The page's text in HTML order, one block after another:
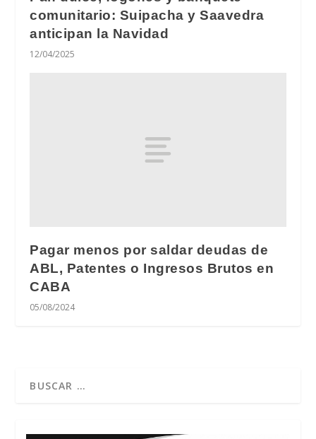
comunitario: Suipacha y Saavedra
anticipan la Navidad
12/04/2025
Pagar menos por saldar deudas de
ABL, Patentes o Ingresos Brutos en
CABA
05/08/2024